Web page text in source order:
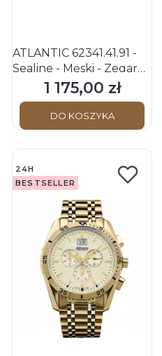
ATLANTIC 62341.41.91 -
Sealine - Męski - Zegarek
kwarcowy
Cena
1 175,00 zł
DO KOSZYKA
24H
BESTSELLER